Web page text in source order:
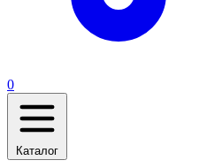
0
Каталог